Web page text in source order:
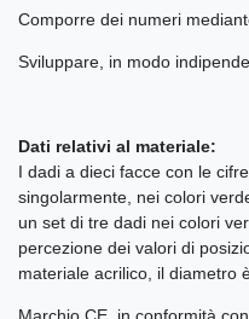
Comporre dei numeri
Sviluppare, in modo
Dati relativi al materiale:
I dadi a dieci facce con le
singolarmente, nei colori
un set di tre dadi nei colori
percezione dei valori di
materiale acrilico, il diametro
Marchio CE, in conformità